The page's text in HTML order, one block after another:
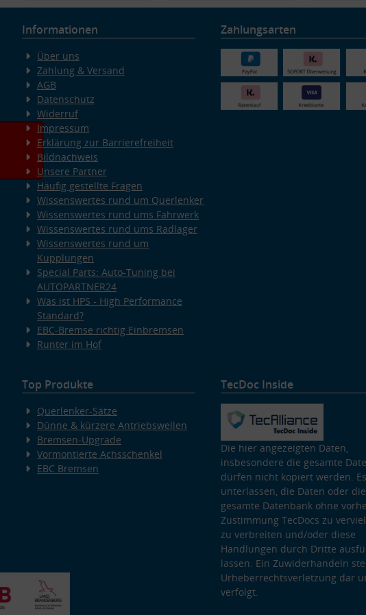
Informationen
Über uns
Zahlung & Versand
AGB
Datenschutz
Widerruf
Impressum
Erklärung zur Barrierefreiheit
Bildnachweis
Unsere Partner
Häufig gestellte Fragen
Wissenswertes rund um Querlenker
Wissenswertes rund ums Fahrwerk
Wissenswertes rund ums Radlager
Wissenswertes rund um
Kupplungen
Special Parts: Auto-Tuning bei
AUTOPARTNER24
Was ist HPS - High Performance
Standard?
EBC-Bremse richtig Einbremsen
Runter im Hof
Zahlungsarten
Top Produkte
Querlenker-Sätze
Dünne & kürzere Antriebswellen
Bremsen-Upgrade
Vormontierte Achsschenkel
EBC Bremsen
TecDoc Inside
Die hier angezeigten Daten,
insbesondere die gesamte
dürfen nicht kopiert werden.
unterlassen, die Daten oder die
gesamte Datenbank ohne
Zustimmung TecDocs zu
zu verbreiten und/oder diese
Handlungen durch Dritte
lassen. Ein Zuwiderhandeln
Urheberrechtsverletzung dar
verfolgt.